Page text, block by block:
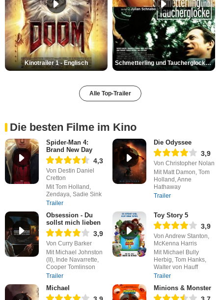
Kinotrailer 1 - Englisch Schmetterling und Taucherglocke Trailer DF
Alle Top-Trailer
Die besten Filme im Kino
Spider-Man 4:
Brand New Day
4,3
Von Destin Daniel
Cretton
Mit Tom Holland,
Zendaya, Sadie Sink
Trailer
Die Odyssee
3,9
Von Christopher Nolan
Mit Matt Damon, Tom
Holland, Anne
Hathaway
Trailer
Obsession - Du
sollst mich lieben
3,9
Von Curry Barker
Mit Michael Johnston
(II), Inde Navarrette,
Cooper Tomlinson
Trailer
Toy Story 5
3,9
Von Andrew Stanton,
McKenna Harris
Mit Michael Bully
Herbig, Tom Hanks,
Walter von Hauff
Trailer
Michael Minions & Monster